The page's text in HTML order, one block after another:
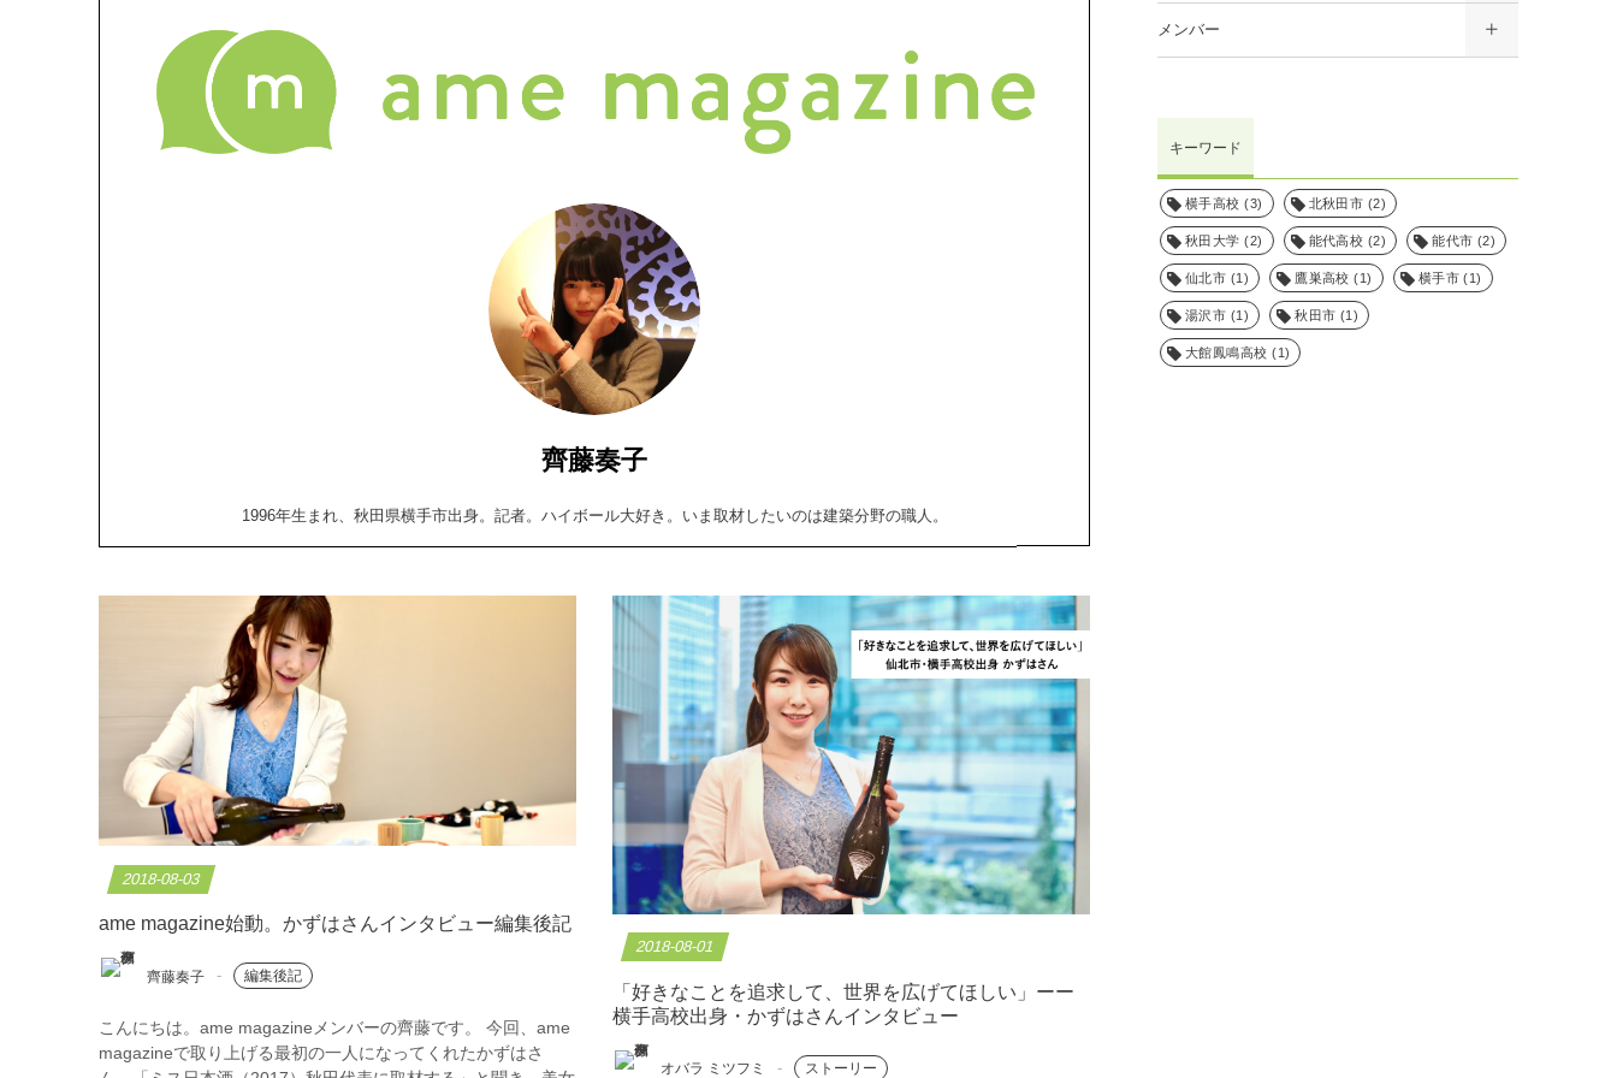
齊藤奏子
1996年生まれ、秋田県横手市出身。記者。ハイボール大好き。いま取材したいのは建築分野の職人。
2018-08-03
ame magazine始動。かずはさんインタビュー編集後記
齊藤奏子 編集後記
こんにちは。ame magazineメンバーの齊藤です。 今回、ame
magazineで取り上げる最初の一人になってくれたかずはさ
2018-08-01
「好きなことを追求して、世界を広げてほしい」ーー
横手高校出身・かずはさんインタビュー
オバラ ミツフミ ストーリー
メンバー
キーワード
横手高校 (3) 北秋田市 (2)
秋田大学 (2) 能代高校 (2) 能代市 (2)
仙北市 (1) 鷹巣高校 (1) 横手市(1)
湯沢市 (1) 秋田市 (1)
大館鳳鳴高校 (1)